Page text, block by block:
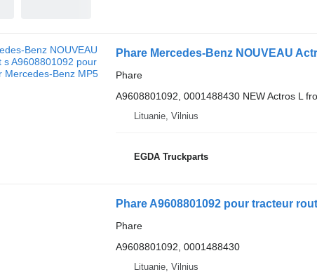
Phare
A9608801092, 0001488430 NEW Actros L
Lituanie, Vilnius
EGDA Truckparts
Phare A9608801092 pour tracteur
Phare
A9608801092, 0001488430
Lituanie, Vilnius